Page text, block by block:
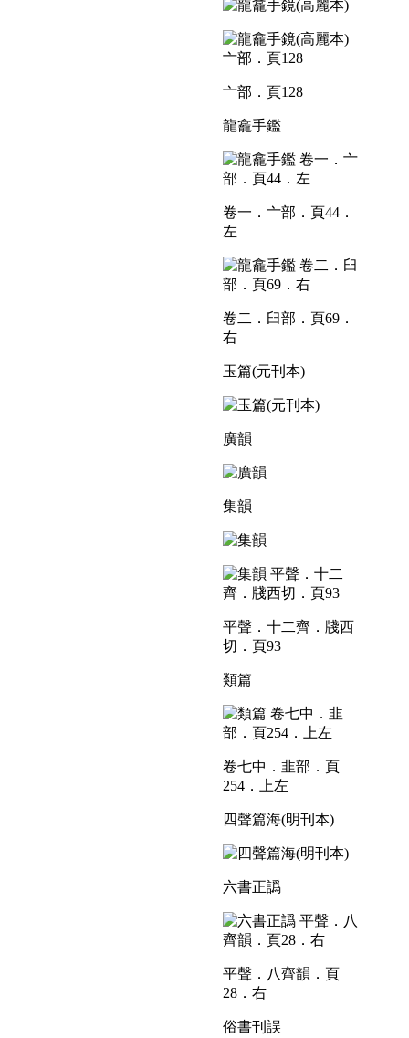
亠部．頁128
龍龕手鑑
卷一．亠部．頁44．
左
卷二．臼部．頁69．
右
玉篇(元刊本)
廣韻
集韻
平聲．十二齊．牋西
切．頁93
類篇
卷七中．韭部．頁
254．上左
四聲篇海(明刊本)
六書正譌
平聲．八齊韻．頁
28．右
俗書刊誤